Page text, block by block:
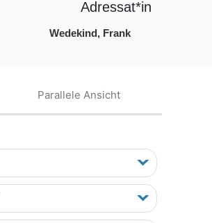
Adressat*in
Wedekind, Frank
Parallele Ansicht